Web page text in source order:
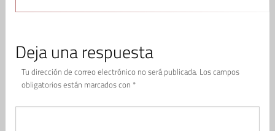
Deja una respuesta
Tu dirección de correo electrónico no será publicada. Los campos
obligatorios están marcados con *